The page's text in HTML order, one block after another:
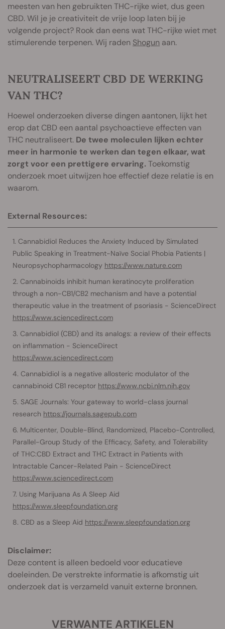
meesten van hen gebruikten THC-rijke wiet, dus geen
CBD. Wil je je creativiteit de vrije loop laten bij je
volgende project? Rook dan eens wat THC-rijke wiet met
stimulerende terpenen. Wij raden Shogun aan.
NEUTRALISEERT CBD DE WERKING
VAN THC?
Hoewel onderzoeken diverse dingen aantonen, lijkt het
erop dat CBD een aantal psychoactieve effecten van
THC neutraliseert. De twee moleculen lijken echter
meer in harmonie te werken dan tegen elkaar, wat
zorgt voor een prettigere ervaring. Toekomstig
onderzoek moet uitwijzen hoe effectief deze relatie is en
waarom.
External Resources:
Cannabidiol Reduces the Anxiety Induced by Simulated
Public Speaking in Treatment-Naïve Social Phobia Patients |
Neuropsychopharmacology https://www.nature.com
Cannabinoids inhibit human keratinocyte proliferation
through a non-CB1/CB2 mechanism and have a potential
therapeutic value in the treatment of psoriasis - ScienceDirect
https://www.sciencedirect.com
Cannabidiol (CBD) and its analogs: a review of their effects
on inflammation - ScienceDirect
https://www.sciencedirect.com
Cannabidiol is a negative allosteric modulator of the
cannabinoid CB1 receptor https://www.ncbi.nlm.nih.gov
SAGE Journals: Your gateway to world-class journal
research https://journals.sagepub.com
Multicenter, Double-Blind, Randomized, Placebo-Controlled,
Parallel-Group Study of the Efficacy, Safety, and Tolerability
of THC:CBD Extract and THC Extract in Patients with
Intractable Cancer-Related Pain - ScienceDirect
https://www.sciencedirect.com
Using Marijuana As A Sleep Aid
https://www.sleepfoundation.org
CBD as a Sleep Aid https://www.sleepfoundation.org
Disclaimer:
Deze content is alleen bedoeld voor educatieve
doeleinden. De verstrekte informatie is afkomstig uit
onderzoek dat is verzameld vanuit externe bronnen.
VERWANTE ARTIKELEN